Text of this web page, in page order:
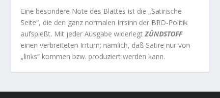
Eine besondere Note des Blattes ist die „Satirische
Seite“, die den ganz normalen Irrsinn der BRD-Politik
aufspießt. Mit jeder Ausgabe widerlegtZÜNDSTOFF
einen verbreiteten Irrtum; nämlich, daß Satire nur von
„links“ kommen bzw. produziert werden kann.